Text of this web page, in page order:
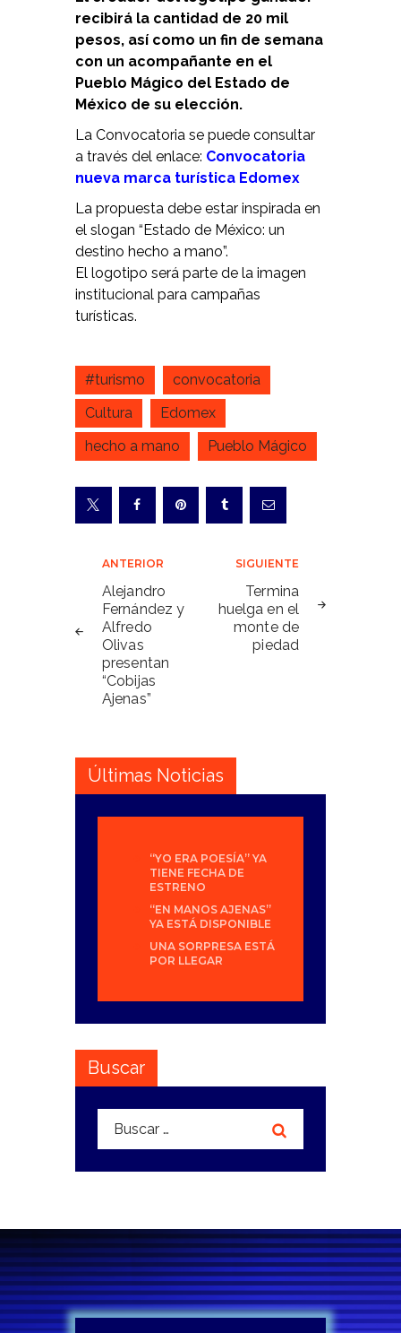
recibirá la cantidad de 20 mil
pesos, así como un fin de semana
con un acompañante en el
Pueblo Mágico del Estado de
México de su elección.
La Convocatoria se puede consultar
a través del enlace: Convocatoria
nueva marca turística Edomex
La propuesta debe estar inspirada en
el slogan “Estado de México: un
destino hecho a mano”.
El logotipo será parte de la imagen
institucional para campañas
turísticas.
#turismo
convocatoria
Cultura
Edomex
hecho a mano
Pueblo Mágico
Navegación
de
entradas
ANTERIOR
Alejandro
Fernández y
Alfredo
Olivas
presentan
“Cobijas
Ajenas”
SIGUIENTE
Termina
huelga en el
monte de
piedad
Últimas Noticias
“YO ERA POESÍA” YA
TIENE FECHA DE
ESTRENO
“EN MANOS AJENAS”
YA ESTÁ DISPONIBLE
UNA SORPRESA ESTÁ
POR LLEGAR
Buscar
Buscar: